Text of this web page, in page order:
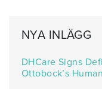
NYA INLÄGG
DHCare Signs
Ottobock’s